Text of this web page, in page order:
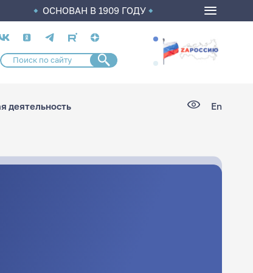
ОСНОВАН В 1909 ГОДУ
сети
деятельность En